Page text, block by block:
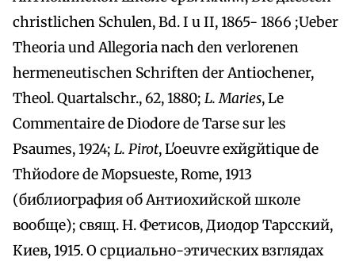
christlichen Schulen, Bd. I u II, 1865- 1866 ;Ueber
Theoria und Allegoria nach den verlorenen
hermeneutischen Schriften der Antiochener,
Theol. Quartalschr., 62, 1880; L. Maries, Le
Commentaire de Diodore de Tarse sur les
Psaumes, 1924; L. Pirot, L'oeuvre exйgйtique de
Thйodore de Mopsueste, Rome, 1913
(библиография об Антиохийской школе
вообще); свящ. Н. Фетисов, Диодор Тарсский,
Киев, 1915. О срциально-этических взглядах